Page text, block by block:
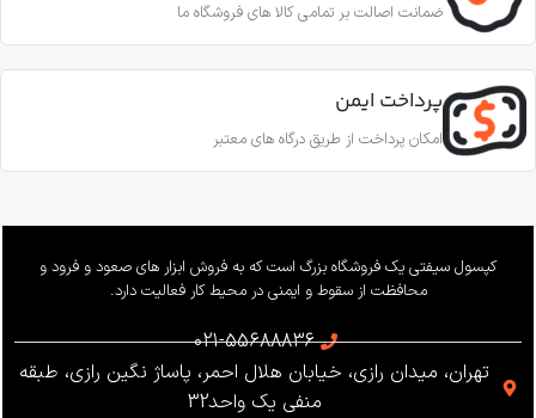
ضمانت اصالت بر تمامی کالا های فروشگاه ما
پرداخت ایمن
امکان پرداخت از طریق درگاه های معتبر
کپسول سیفتی یک فروشگاه بزرگ است که به فروش ابزار های صعود و فرود و
محافظت از سقوط و ایمنی در محیط کار فعالیت دارد.
021-55688836
تهران، میدان رازی، خیابان هلال احمر، پاساژ نگین رازی، طبقه
منفی یک واحد32